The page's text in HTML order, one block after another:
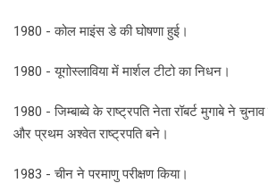
1980 - कोल माइंस डे की घोषणा हुई।
1980 - यूगोस्लाविया में मार्शल टीटो का निधन।
1980 - जिम्बाब्वे के राष्ट्रपति नेता रॉबर्ट मुगाबे ने
और प्रथम अश्वेत राष्ट्रपति बने।
1983 - चीन ने परमाणु परीक्षण किया।